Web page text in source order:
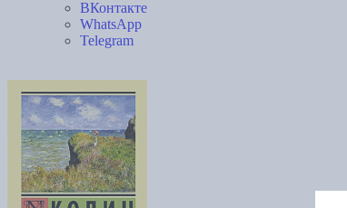
ВКонтакте
WhatsApp
Telegram